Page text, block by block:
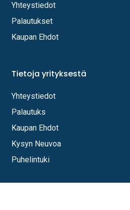
Yhteystiedot
Palautukset
Kaupan Ehdot
Tietoja yrityksestä
Yhteystiedot
Palautuks
Kaupan Ehdot
Kysyn Neuvoa
Puhelintuki